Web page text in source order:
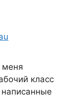
меня
класс